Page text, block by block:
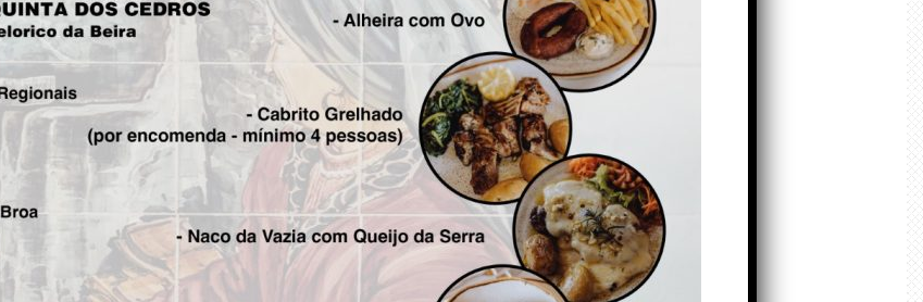
OPINIÃO E CRÓNICAS
Matraquilhos… Autor:
Fernando Roldão
6 de Agosto de 2026
A marca Sporting em
todo o mundo está a
crescer atrás de
Ronaldo. Autor: Paulo
Freitas do Amaral
5 de Agosto de 2026